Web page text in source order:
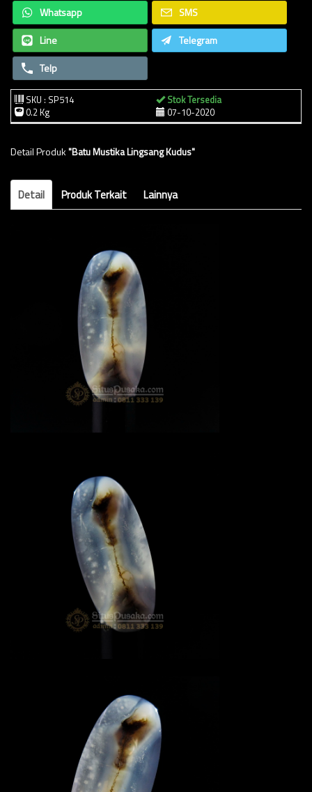
Whatsapp
SMS
Line
Telegram
Telp
SKU : SP514
Stok Tersedia
0.2 Kg
07-10-2020
Detail Produk"Batu Mustika Lingsang Kudus"
Detail Produk Terkait Lainnya